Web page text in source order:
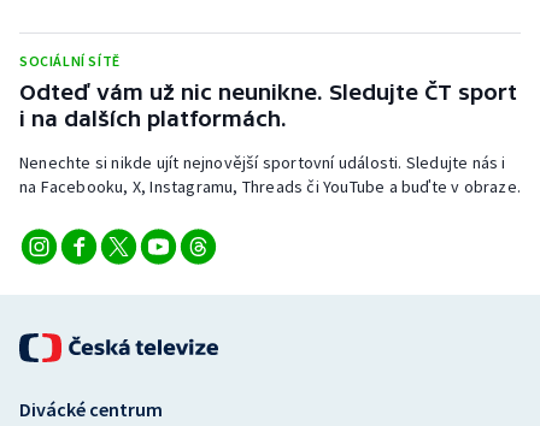
Jezdectví
Judo
Krasobruslení
Lyže a snowboard
Moderní pětiboj
SOCIÁLNÍ SÍTĚ
Odteď vám už nic neunikne. Sledujte ČT sport
i na dalších platformách.
Nenechte si nikde ujít nejnovější sportovní události. Sledujte nás i
na Facebooku, X, Instagramu, Threads či YouTube a buďte v obraze.
Divácké centrum